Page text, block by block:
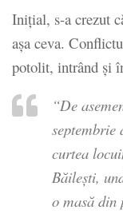
Iniţial, s-a crezut
aşa ceva.
potolit, intrând şi
“De
curtea
Băilești,
o masă